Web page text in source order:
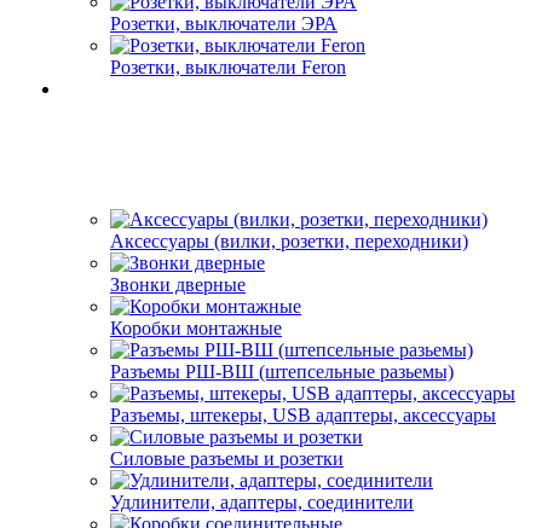
Розетки, выключатели ЭРА
Розетки, выключатели Feron
Аксессуары (вилки, розетки, переходники)
Звонки дверные
Коробки монтажные
Разъемы РШ-ВШ (штепсельные разьемы)
Разъемы, штекеры, USB адаптеры, аксессуары
Силовые разъемы и розетки
Удлинители, адаптеры, соединители